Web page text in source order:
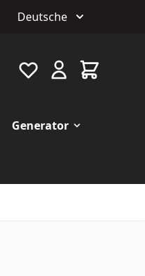
Deutsche
Favourite Warenkorb
Generator